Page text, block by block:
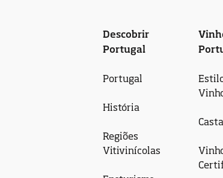
Descobrir
Portugal
Portugal
História
Regiões
Vitivinícolas